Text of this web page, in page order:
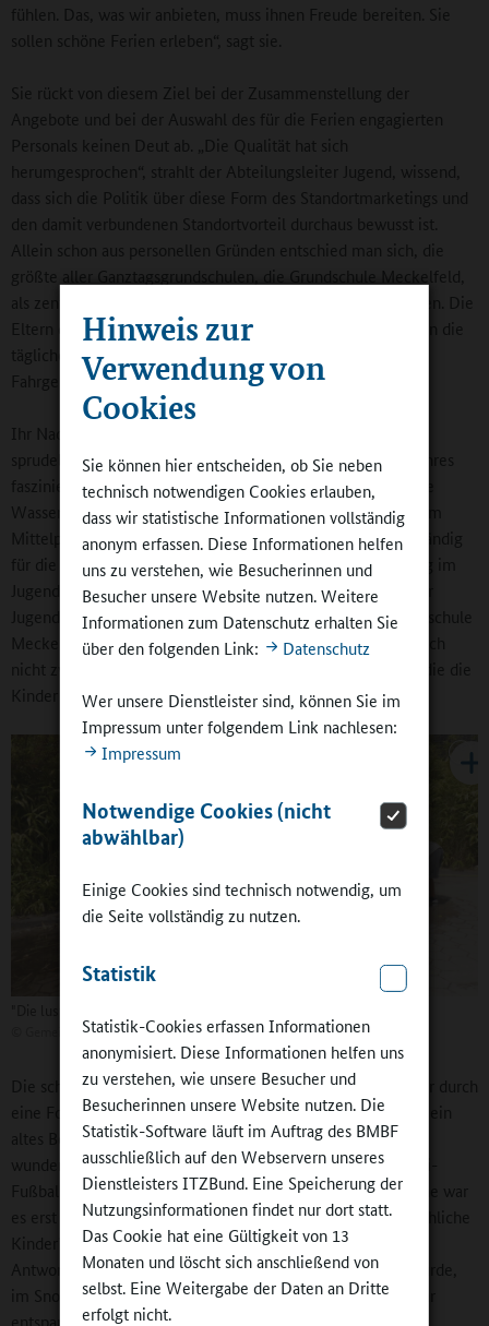
Hinweis zur
Verwendung von
Cookies
Sie können hier entscheiden, ob Sie neben
technisch notwendigen Cookies erlauben,
dass wir statistische Informationen vollständig
anonym erfassen. Diese Informationen helfen
uns zu verstehen, wie Besucherinnen und
Besucher unsere Website nutzen. Weitere
Informationen zum Datenschutz erhalten Sie
über den folgenden Link:
Datenschutz
Wer unsere Dienstleister sind, können Sie im
Impressum unter folgendem Link nachlesen:
Impressum
Notwendige Cookies (nicht
abwählbar)
Einige Cookies sind technisch notwendig, um
die Seite vollständig zu nutzen.
Statistik
Statistik-Cookies erfassen Informationen
anonymisiert. Diese Informationen helfen uns
zu verstehen, wie unsere Besucher und
Besucherinnen unsere Website nutzen. Die
Statistik-Software läuft im Auftrag des BMBF
ausschließlich auf den Webservern unseres
Dienstleisters ITZBund. Eine Speicherung der
Nutzungsinformationen findet nur dort statt.
Das Cookie hat eine Gültigkeit von 13
Monaten und löscht sich anschließend von
selbst. Eine Weitergabe der Daten an Dritte
erfolgt nicht.
fühlen. Das, was wir anbieten, muss ihnen Freude bereiten. Sie
sollen schöne Ferien erleben“, sagt sie.
Sie rückt von diesem Ziel bei der Zusammenstellung der
Angebote und bei der Auswahl des für die Ferien engagierten
Personals keinen Deut ab. „Die Qualität hat sich
herumgesprochen“, strahlt der Abteilungsleiter Jugend, wissend,
dass sich die Politik über diese Form des Standortmarketings und
den damit verbundenen Standortvorteil durchaus bewusst ist.
Allein schon aus personellen Gründen entschied man sich, die
größte aller Ganztagsgrundschulen, die Grundschule Meckelfeld,
als zentralen Veranstaltungsort der Ferienangebote zu nutzen. Die
Eltern der Kinder, die eine andere Schule besuchen, nehmen die
tägliche Fahrzeit gerne in Kauf, bilden mitunter
Fahrgemeinschaften.
Ihr Nachwuchs kommt zumeist strahlend nach Hause und
sprudelt: „Heute haben wir…“ Im heißen Sommer dieses Jahres
faszinierte viele Kinder besonders die Woche 2, „Die lustige
Wasserwoche“: Fünf Tage lang stand der Spaß mit Wasser im
Mittelpunkt. Torben Piper, in der Gemeinde ansonsten zuständig
für die offene Jugendarbeit und die Hausaufgabenbetreuung im
Jugendzentrum AKI Aktiv-Spiel-Platz, einer Einrichtung der
Jugendpflege der Gemeinde Seevetal, die mit der Ganztagsschule
Meckelfeld kooperiert, ist ein Technik-Freak. Also ließ er sich
nicht zweimal bitten und baute eine „Waschanlage“, durch die die
Kinder mit Roller und Gokart fahren konnten.
Gemeinde Seevetal
Die schuleigene Rutsche wurde zur Wasserrutsche mit einer durch
eine Folie verlängerten „Ausrutschstrecke“ umfunktioniert, ein
altes Boot zum Pool, und mit der Wasserspritze ließen sich
wunderbare Spiele organisieren. Diese fanden auf dem Mini-
Fußballfeld hinterm „Haus der Ruhe“ statt. Und mit der Ruhe war
es erst einmal vorbei. „Doch gibt es etwas Schöneres als fröhliche
Kinder?“, fragt Rosi Birke und erwartet nicht ernsthaft eine
Antwort. Ruhe fanden die Kinder, wenn es ihnen zu wild wurde,
im Snoozle-Raum, wo sie bei wechselndem Licht wunderbar